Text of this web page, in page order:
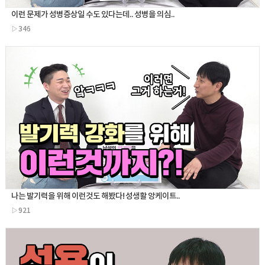
이런 문제가 성병증상일 수도 있다는데.. 성병을 의심..
▷346
나는 발기력을 위해 이런것도 해봤다! 성생활 앙케이트..
▷921